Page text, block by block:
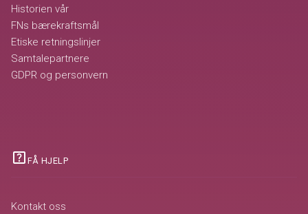
Historien vår
FNs bærekraftsmål
Etiske retningslinjer
Samtalepartnere
GDPR og personvern
help_center FÅ HJELP
Kontakt oss